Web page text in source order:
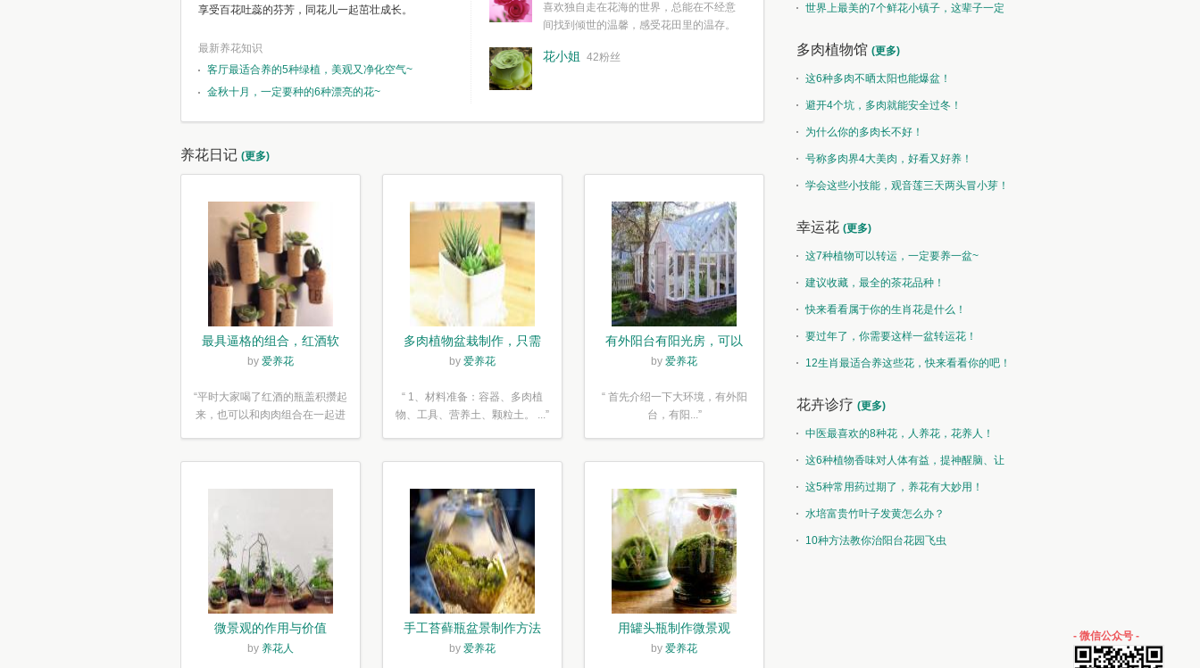
享受百花吐蕊的芬芳，同花儿一起茁壮成长。
最新养花知识
客厅最适合养的5种绿植，美观又净化空气~
金秋十月，一定要种的6种漂亮的花~
我们自己复杂了生活和心境。
喜欢独自走在花海的世界，总能在不经意
间找到倾世的温馨，感受花田里的温存。
花小姐 42粉丝
养花日记 (更多)
最具逼格的组合，红酒软
木塞diy多肉植物盆栽
by 爱养花
“平时大家喝了红酒的瓶盖积攒起
来，也可以和肉肉组合在一起进
多肉植物盆栽制作，只需
简单6步
by 爱养花
“ 1、材料准备：容器、多肉植
物、工具、营养土、颗粒土。 ...”
有外阳台有阳光房，可以
露养！为了肉肉，任性又
by 爱养花
“ 首先介绍一下大环境，有外阳
台，有阳...”
微景观的作用与价值
by 养花人
手工苔藓瓶盆景制作方法
by 爱养花
用罐头瓶制作微景观
by 爱养花
世界上最美的7个鲜花小镇子，这辈子一定
多肉植物馆 (更多)
这6种多肉不晒太阳也能爆盆！
避开4个坑，多肉就能安全过冬！
为什么你的多肉长不好！
号称多肉界4大美肉，好看又好养！
学会这些小技能，观音莲三天两头冒小芽！
幸运花 (更多)
这7种植物可以转运，一定要养一盆~
建议收藏，最全的茶花品种！
快来看看属于你的生肖花是什么！
要过年了，你需要这样一盆转运花！
12生肖最适合养这些花，快来看看你的吧！
花卉诊疗 (更多)
中医最喜欢的8种花，人养花，花养人！
这6种植物香味对人体有益，提神醒脑、让
你睡的香、身体棒。
这5种常用药过期了，养花有大妙用！
水培富贵竹叶子发黄怎么办？
10种方法教你治阳台花园飞虫
- 微信公众号 -